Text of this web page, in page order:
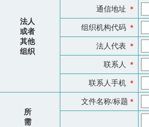
法人
或者
其他
组织
通信地址 ＊
组织机构代码 ＊
法人代表 ＊
联系人 ＊
联系人手机 ＊
所
需
文件名称/标题 ＊